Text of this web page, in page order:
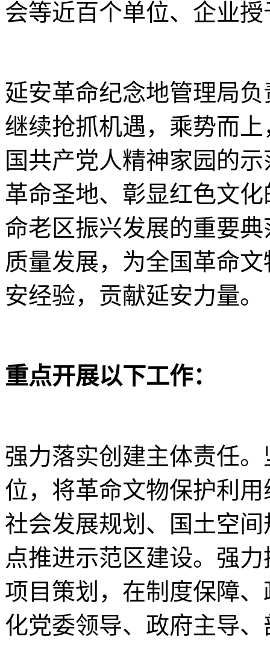
会等近百个单位、企业授
延安革命纪念地管理局
继续抢抓机遇，乘势而
国共产党人精神家园的
革命圣地、彰显红色文
命老区振兴发展的重要
质量发展，为全国革命
安经验，贡献延安力量。
重点开展以下工作：
强力落实创建主体责任
位，将革命文物保护利
社会发展规划、国土空
点推进示范区建设。强
项目策划，在制度保障
化党委领导、政府主导